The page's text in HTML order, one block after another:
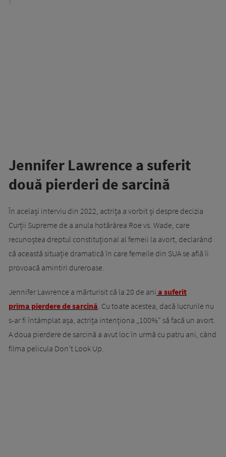
Jennifer Lawrence a suferit
două pierderi de sarcină
În același interviu din 2022, actrița a vorbit și despre decizia
Curții Supreme de a anula hotărârea Roe vs. Wade, care
recunoștea dreptul constituțional al femeii la avort, declarând
că această situație dramatică în care femeile din SUA se află îi
provoacă amintiri dureroase.
Jennifer Lawrence a mărturisit că la 20 de ani a suferit
prima pierdere de sarcină. Cu toate acestea, dacă lucrurile nu
s-ar fi întâmplat așa, actrița intenționa „100%” să facă un avort.
A doua pierdere de sarcină a avut loc în urmă cu patru ani, când
filma pelicula Don’t Look Up.